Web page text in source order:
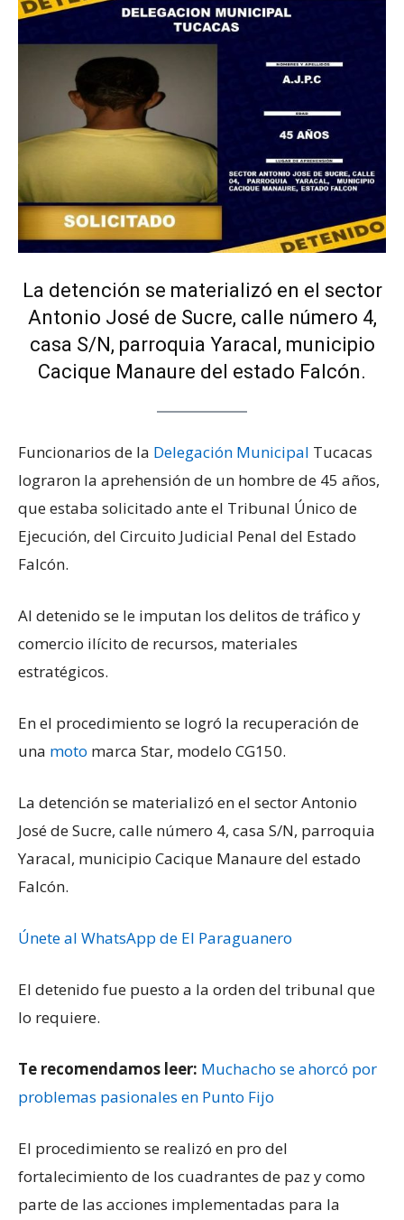
La detención se materializó en el sector
Antonio José de Sucre, calle número 4,
casa S/N, parroquia Yaracal, municipio
Cacique Manaure del estado Falcón.
Funcionarios de la Delegación Municipal Tucacas
lograron la aprehensión de un hombre de 45 años,
que estaba solicitado ante el Tribunal Único de
Ejecución, del Circuito Judicial Penal del Estado
Falcón.
Al detenido se le imputan los delitos de tráfico y
comercio ilícito de recursos, materiales
estratégicos.
En el procedimiento se logró la recuperación de
una moto marca Star, modelo CG150.
La detención se materializó en el sector Antonio
José de Sucre, calle número 4, casa S/N, parroquia
Yaracal, municipio Cacique Manaure del estado
Falcón.
Únete al WhatsApp de El Paraguanero
El detenido fue puesto a la orden del tribunal que
lo requiere.
Te recomendamos leer: Muchacho se ahorcó por
problemas pasionales en Punto Fijo
El procedimiento se realizó en pro del
fortalecimiento de los cuadrantes de paz y como
parte de las acciones implementadas para la